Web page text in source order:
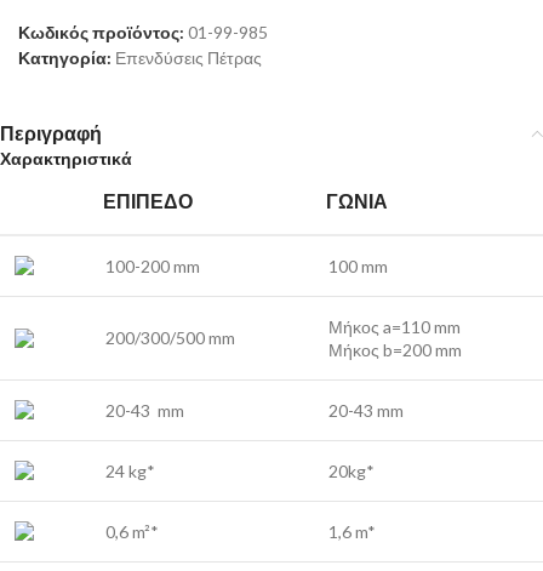
Κωδικός προϊόντος: 01-99-985
Κατηγορία: Επενδύσεις Πέτρας
Περιγραφή
Χαρακτηριστικά
ΕΠΊΠΕΔΟ ΓΩΝΊΑ
100-200 mm 100 mm
200/300/500 mm
Μήκος a=110 mm
Μήκος b=200 mm
20-43 mm 20-43 mm
24 kg* 20kg*
0,6 m²* 1,6 m*